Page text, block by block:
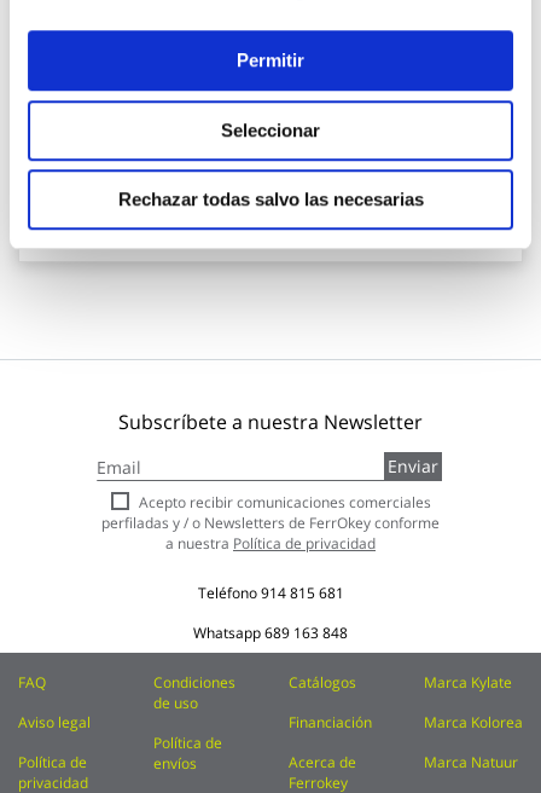
Permitir
Seleccionar
Rechazar todas salvo las necesarias
Moqueta lavable gris pvc 90 x 150 cm dintex
Dintex
37,30 €
Subscríbete a nuestra Newsletter
a
nuestro
boletín
de
Enviar
Acepto recibir comunicaciones comerciales
perfiladas y / o Newsletters de FerrOkey conforme
a nuestra Política de privacidad
Teléfono914 815 681
Whatsapp689 163 848
FAQ
Aviso legal
Política de
privacidad
Condiciones
de uso
Política de
envíos
Catálogos
Financiación
Acerca de
Ferrokey
Marca Kylate
Marca Kolorea
Marca Natuur